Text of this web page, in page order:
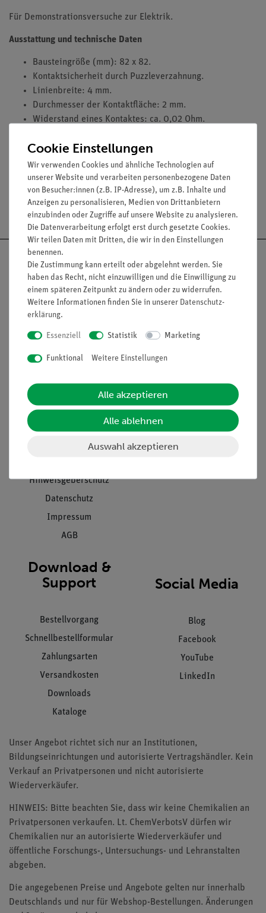
Für Demonstrationsversuche zur Elektrik.
Ausstattung und technische Daten
Bausteingröße (mm): 82 x 82.
Kontaktsicherheit durch Puzzleverzahnung.
Linienbreite: 4 mm.
Durchmesser der Kontaktfläche: 2 mm.
Widerstand eines Kontaktes: ca. 0,02 Ohm.
Spannung: max. 25 V.
Versandkostenfrei ab 300,- €
Nach oben
Informationen
Projekte und Lösungen
Stellenangebote
Hinweisgeberschutz
Datenschutz
Impressum
AGB
Beratung & Showroom
Inventarisierungs- &
Download &
Support
Bestellvorgang
Schnellbestellformular
Zahlungsarten
Versandkosten
Downloads
Kataloge
Social Media
Blog
Facebook
YouTube
LinkedIn
Unser Angebot richtet sich nur an Institutionen,
Bildungseinrichtungen und autorisierte Vertragshändler. Kein
Verkauf an Privatpersonen und nicht autorisierte
Wiederverkäufer.
HINWEIS: Bitte beachten Sie, dass wir keine Chemikalien an
Privatpersonen verkaufen. Lt. ChemVerbotsV dürfen wir
Chemikalien nur an autorisierte Wiederverkäufer und
öffentliche Forschungs-, Untersuchungs- und Lehranstalten
abgeben.
Die angegebenen Preise und Angebote gelten nur innerhalb
Deutschlands und nur für Webshop-Bestellungen. Änderungen
Cookie Einstellungen
Wir verwenden Cookies und ähnliche Technologien auf
unserer Website und verarbeiten personenbezogene Daten
von Besucher:innen (z.B. IP-Adresse), um z.B. Inhalte und
Anzeigen zu personalisieren, Medien von Drittanbietern
einzubinden oder Zugriffe auf unsere Website zu analysieren.
Die Datenverarbeitung erfolgt erst durch gesetzte Cookies.
Wir teilen Daten mit Dritten, die wir in den Einstellungen
benennen.
Die Zustimmung kann erteilt oder abgelehnt werden. Sie
haben das Recht, nicht einzuwilligen und die Einwilligung zu
einem späteren Zeitpunkt zu ändern oder zu widerrufen.
Weitere Informationen finden Sie in unserer Daten­schutz­
erklärung.
Essenziell Statistik Marketing
Funktional Weitere Einstellungen
Alle akzeptieren
Alle ablehnen
Auswahl akzeptieren